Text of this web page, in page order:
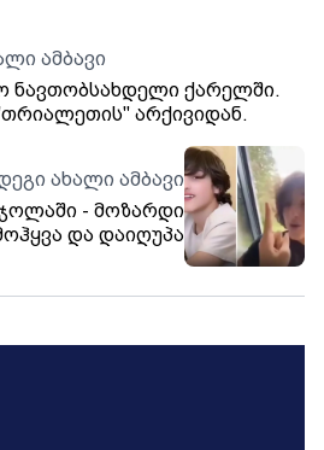
ამბავი
ნავთობსახდელი ქარელში.
არქივიდან.
ახალი ამბავი
- მოზარდი
და დაიღუპა